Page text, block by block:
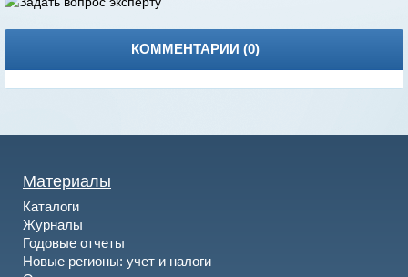
КОММЕНТАРИИ (0)
Материалы
Каталоги
Журналы
Годовые отчеты
Новые регионы: учет и налоги